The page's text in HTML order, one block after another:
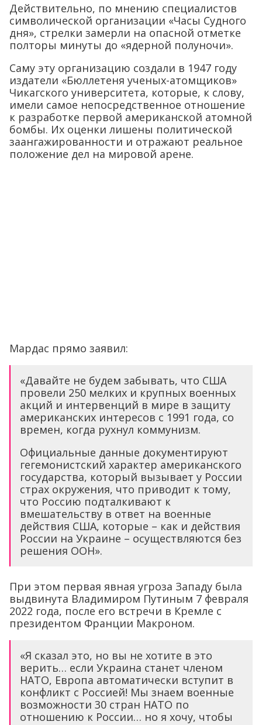
Действительно, по мнению специалистов
символической организации «Часы Судного
дня», стрелки замерли на опасной отметке
полторы минуты до «ядерной полуночи».
Саму эту организацию создали в 1947 году
издатели «Бюллетеня ученых-атомщиков»
Чикагского университета, которые, к слову,
имели самое непосредственное отношение
к разработке первой американской атомной
бомбы. Их оценки лишены политической
заангажированности и отражают реальное
положение дел на мировой арене.
Мардас прямо заявил:
«Давайте не будем забывать, что США
провели 250 мелких и крупных военных
акций и интервенций в мире в защиту
американских интересов с 1991 года, со
времен, когда рухнул коммунизм.
Официальные данные документируют
гегемонистский характер американского
государства, который вызывает у России
страх окружения, что приводит к тому,
что Россию подталкивают к
вмешательству в ответ на военные
действия США, которые – как и действия
России на Украине – осуществляются без
решения ООН».
При этом первая явная угроза Западу была
выдвинута Владимиром Путиным 7 февраля
2022 года, после его встречи в Кремле с
президентом Франции Макроном.
«Я сказал это, но вы не хотите в это
верить… если Украина станет членом
НАТО, Европа автоматически вступит в
конфликт с Россией! Мы знаем военные
возможности 30 стран НАТО по
отношению к России… но я хочу, чтобы